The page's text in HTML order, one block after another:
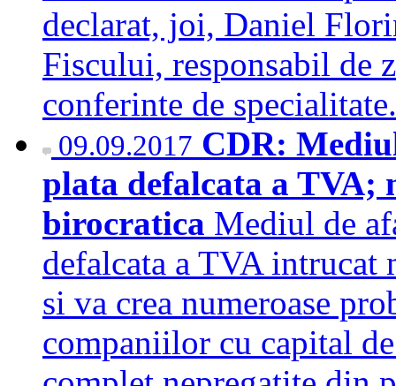
declarat, joi, Daniel
Fiscului, responsabil de
conferinte de
09.09.2017 CDR:
plata defalcata a TVA;
birocratica Mediul de
defalcata a TVA intrucat
si va crea numeroase
companiilor cu capital